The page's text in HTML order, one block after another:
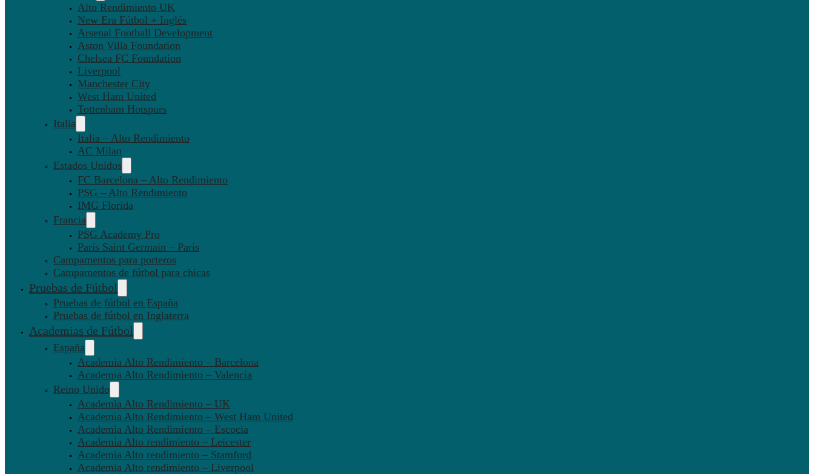
Alto Rendimiento UK
New Era Fútbol + Inglés
Arsenal Football Development
Aston Villa Foundation
Chelsea FC Foundation
Liverpool
Manchester City
West Ham United
Tottenham Hotspurs
Italia
Italia – Alto Rendimiento
AC Milan
Estados Unidos
FC Barcelona – Alto Rendimiento
PSG – Alto Rendimiento
IMG Florida
Francia
PSG Academy Pro
París Saint Germain – París
Campamentos para porteros
Campamentos de fútbol para chicas
Pruebas de Fútbol
Pruebas de fútbol en España
Pruebas de fútbol en Inglaterra
Academias de Fútbol
España
Academia Alto Rendimiento – Barcelona
Academia Alto Rendimiento – Valencia
Reino Unido
Academia Alto Rendimiento – UK
Academia Alto Rendimiento – West Ham United
Academia Alto Rendimiento – Escocia
Academia Alto rendimiento – Leicester
Academia Alto rendimiento – Stamford
Academia Alto rendimiento – Liverpool